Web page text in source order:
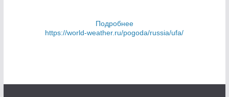
Подробнее
https://world-weather.ru/pogoda/russia/ufa/